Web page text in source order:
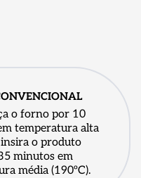
o forno por 10
temperatura alta
insira o produto
minutos em
média (190ºC).